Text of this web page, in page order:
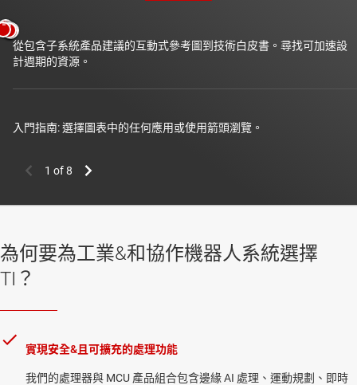
從包含子系統產品建議的互動式參考圖到技術白皮書。尋找可加速設
計週期的資源。
入門指南: 選擇圖表中的任何應用或使用箭頭瀏覽。
為何要為工業&和協作機器人系統選擇
TI？
實現安全&且可擴充的處理功能
我們的處理器與 MCU 產品組合包含邊緣 AI 處理、運動規劃、即時